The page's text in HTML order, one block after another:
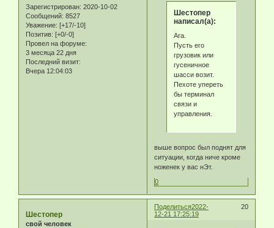
Зарегистрирован: 2020-10-02
Сообщений: 8527
Уважение: [+17/-10]
Позитив: [+0/-0]
Провел на форуме:
3 месяца 22 дня
Последний визит:
Вчера 12:04:03
Шестопер
написал(а):
Ага.
Пусть его
грузовик или
гусеничное
шасси возит.
Пехоте упереть
бы терминал
связи и
управления.
выше вопрос был поднят для
ситуации, когда ниче кроме
ноженек у вас нЭт.
0
Поделиться 20
2022-
12-21 17:25:19
Шестопер
свой человек